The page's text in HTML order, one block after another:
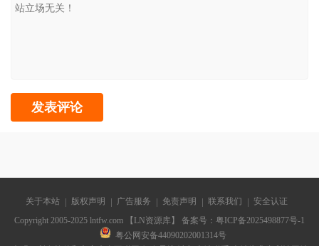
关于本站 版权声明 广告服务 免责声明 联系我们
安全认证
Copyright 2005-2025 lntfw.com 【LN资源库】 备案号： 粤ICP备2025498877号-1
粤公网安备44090202001314号